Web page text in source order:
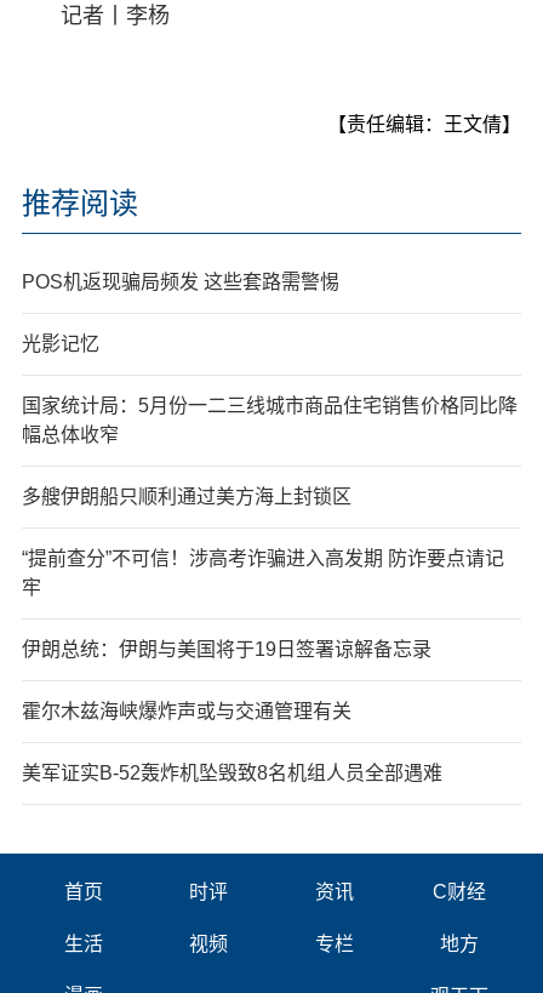
记者丨李杨
【责任编辑：王文倩】
推荐阅读
POS机返现骗局频发 这些套路需警惕
光影记忆
国家统计局：5月份一二三线城市商品住宅销售价格同比降
幅总体收窄
多艘伊朗船只顺利通过美方海上封锁区
“提前查分”不可信！涉高考诈骗进入高发期 防诈要点请记
牢
伊朗总统：伊朗与美国将于19日签署谅解备忘录
霍尔木兹海峡爆炸声或与交通管理有关
美军证实B-52轰炸机坠毁致8名机组人员全部遇难
首页 时评 资讯 C财经
生活 视频 专栏 地方